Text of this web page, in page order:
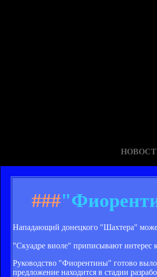
###
Нападающий донецкого "Шахтера"
"Скуадре виоле" приписывают интерес
Руководство "Фиорентины" готово
предложение находится в стадии